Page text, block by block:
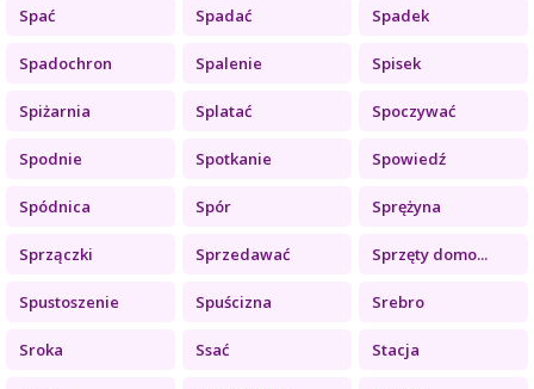
Spać Spadać Spadek
Spadochron Spalenie Spisek
Spiżarnia Splatać Spoczywać
Spodnie Spotkanie Spowiedź
Spódnica Spór Sprężyna
Sprzączki Sprzedawać Sprzęty domo...
Spustoszenie Spuścizna Srebro
Sroka Ssać Stacja